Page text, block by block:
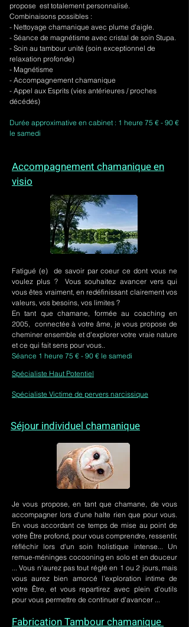
propose est totalement personnalisé.
Combinaisons possibles :
- Nettoyage chamanique avec plume d'aigle.
- Séance de magnétisme avec cristal de soin Stupa.
- Soin au tambour unité (soin exceptionnel de
relaxation profonde)
- Magnétisme
- Accompagnement chamanique
- Appel aux Esprits (vies antérieures / proches
décédés)
Durée approximative en cabinet : 1 heure 75 € - 90 €
le samedi
Accompagnement chamanique en
visio
Fatigué (e) de savoir par coeur ce dont vous ne
voulez plus ? Vous souhaitez avancer vers qui
vous êtes vraiment, en redéfinissant clairement vos
valeurs, vos besoins, vos limites ?
En tant que chamane, formée au coaching en
2005, connectée à votre âme, je vous propose de
cheminer ensemble et d'explorer votre vraie nature
et ce qui fait sens pour vous..
Séance 1 heure 75 € - 90 € le samedi
Spécialiste Haut Potentiel
Spécialiste Victime de pervers narcissique
Séjour individuel chamanique
Je vous propose, en tant que chamane, de vous
accompagner lors d'une halte rien que pour vous.
En vous accordant ce temps de mise au point de
votre Être profond, pour vous comprendre, ressentir,
réfléchir lors d'un soin holistique intense... Un
remue-méninges cocooning en solo et en douceur
... Vous n'aurez pas tout réglé en 1 ou 2 jours, mais
vous aurez bien amorcé l'exploration intime de
votre Être, et vous repartirez avec plein d'outils
pour vous permettre de continuer d'avancer ...
Fabrication Tambour chamanique